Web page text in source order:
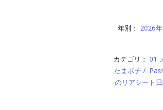
年別： 2026年
カテゴリ： 01
たまポチ
のリアシート